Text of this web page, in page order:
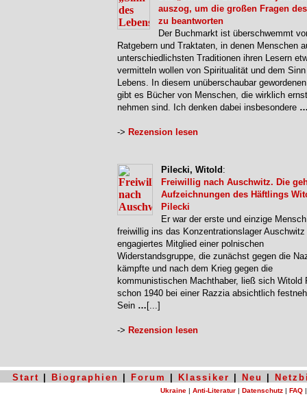
auszog, um die großen Fragen
zu beantworten
Der Buchmarkt ist überschwemmt
Ratgebern und Traktaten, in denen Menschen
unterschiedlichsten Traditionen ihren Lesern
vermitteln wollen von Spiritualität und dem
Lebens. In diesem unüberschaubar
gibt es Bücher von Menschen, die wirklich
nehmen sind. Ich denken dabei insbesondere
-> Rezension lesen
Pilecki, Witold :
Freiwillig nach Auschwitz. Die
Aufzeichnungen des Häftlings
Pilecki
Er war der erste und einzige
freiwillig ins das Konzentrationslager
engagiertes Mitglied einer polnischen
Widerstandsgruppe, die zunächst gegen die
kämpfte und nach dem Krieg gegen die
kommunistischen Machthaber, ließ sich Witold
schon 1940 bei einer Razzia absichtlich
Sein … [...]
-> Rezension lesen
Start Biographien Forum Klassiker Neu
Ukraine | Anti-Literatur | Datenschutz | FAQ